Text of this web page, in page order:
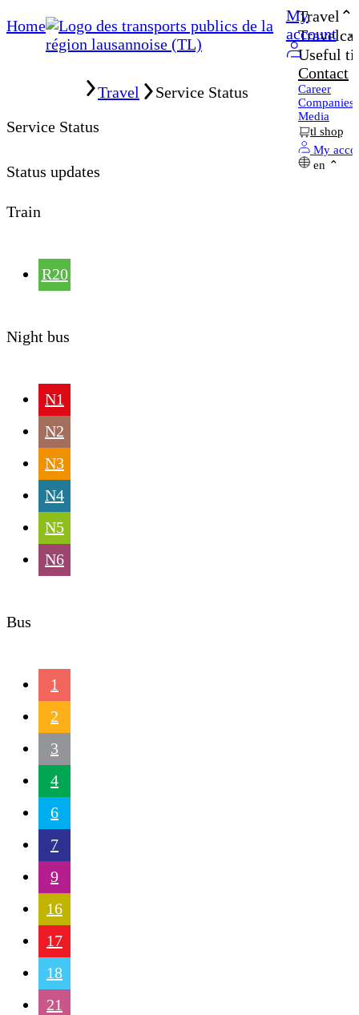
Home
My
account
Travel
Useful
Contact
Career
Companies
Media
tl shop
My
en
Travel
Service Status
Service Status
Status updates
Train
R20
Night bus
N1
N2
N3
N4
N5
N6
Bus
1
2
3
4
6
7
9
16
17
18
21